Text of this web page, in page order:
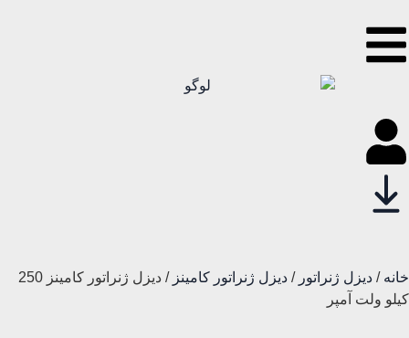
خانه / دیزل ژنراتور / دیزل ژنراتور کامینز
/ دیزل ژنراتور کامینز 250
کیلو ولت آمپر